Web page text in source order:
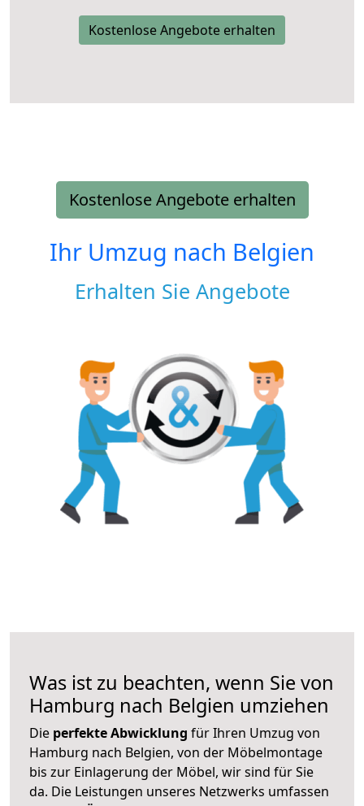
Kostenlose Angebote erhalten
Kostenlose Angebote erhalten
Ihr Umzug nach Belgien
Erhalten Sie Angebote
Was ist zu beachten, wenn Sie von
Hamburg nach Belgien umziehen
Die perfekte Abwicklung für Ihren Umzug von
Hamburg nach Belgien, von der Möbelmontage
bis zur Einlagerung der Möbel, wir sind für Sie
da. Die Leistungen unseres Netzwerks umfassen